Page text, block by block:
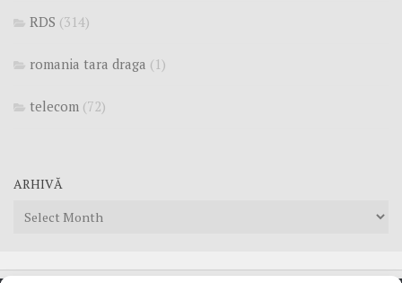
RDS (314)
romania tara draga (1)
telecom (72)
ARHIVĂ
Arhivă